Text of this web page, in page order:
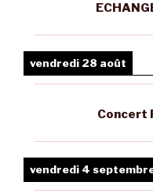
vendredi 28 août
Concert
vendredi 4